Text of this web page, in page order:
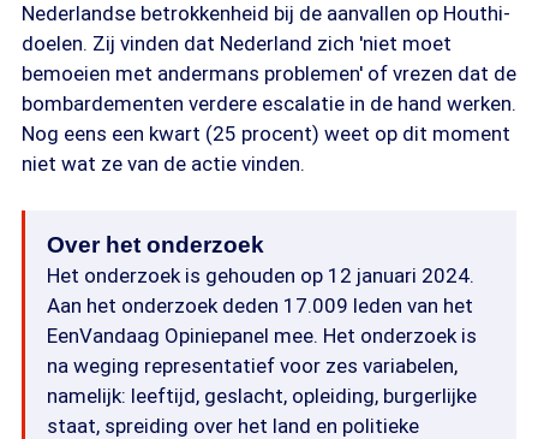
Nederlandse betrokkenheid bij de aanvallen op Houthi-
doelen. Zij vinden dat Nederland zich 'niet moet
bemoeien met andermans problemen' of vrezen dat de
bombardementen verdere escalatie in de hand werken.
Nog eens een kwart (25 procent) weet op dit moment
niet wat ze van de actie vinden.
Over het onderzoek
Het onderzoek is gehouden op 12 januari 2024.
Aan het onderzoek deden 17.009 leden van het
EenVandaag Opiniepanel mee. Het onderzoek is
na weging representatief voor zes variabelen,
namelijk: leeftijd, geslacht, opleiding, burgerlijke
staat, spreiding over het land en politieke